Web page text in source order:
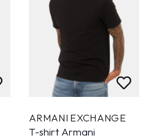
ARMANI EXCHANGE
T-shirt Armani